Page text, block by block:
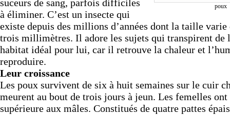
poux
suceurs de sang, parfois difficiles
à éliminer. C’est un insecte qui
existe depuis des millions d’années dont la taille varie
trois millimètres. Il adore les sujets qui transpirent de
habitat idéal pour lui, car il retrouve la chaleur et
reproduire.
Leur croissance
Les poux survivent de six à huit semaines sur le cuir
meurent au bout de trois jours à jeun. Les femelles ont
supérieure aux mâles. Constitués de quatre pattes